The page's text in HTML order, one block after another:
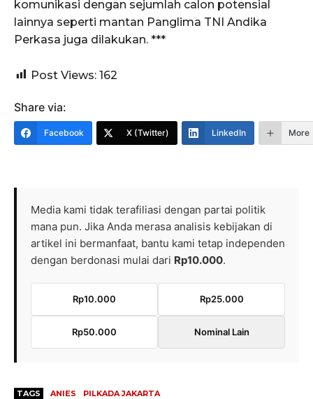
komunikasi dengan sejumlah calon potensial
lainnya seperti mantan Panglima TNI Andika
Perkasa juga dilakukan. ***
Post Views: 162
Share via:
Facebook X (Twitter) LinkedIn More
Media kami tidak terafiliasi dengan partai politik
mana pun. Jika Anda merasa analisis kebijakan di
artikel ini bermanfaat, bantu kami tetap independen
dengan berdonasi mulai dari Rp10.000.
Rp10.000 Rp25.000
Rp50.000 Nominal Lain
TAGS ANIES PILKADA JAKARTA